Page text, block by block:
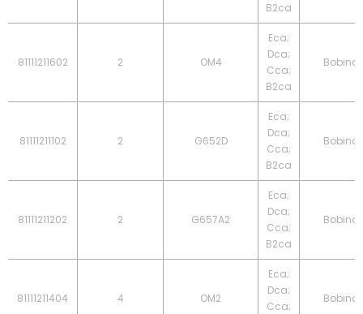
B2ca
81111211602 2 OM4
Eca;
Dca;
Cca;
B2ca
Bobina
81111211102 2 G652D
Eca;
Dca;
Cca;
B2ca
Bobina
81111211202 2 G657A2
Eca;
Dca;
Cca;
B2ca
Bobina
81111211404 4 OM2
Eca;
Dca;
Cca;
Bobina